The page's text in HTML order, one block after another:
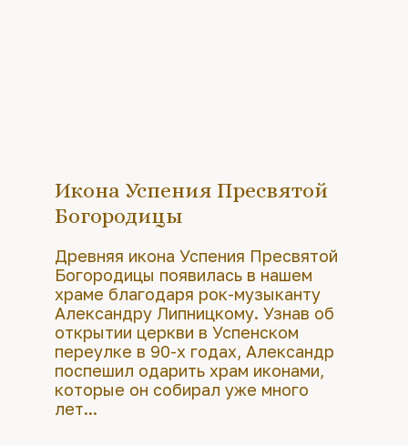
Икона Успения Пресвятой
Богородицы
Древняя икона Успения Пресвятой
Богородицы появилась в нашем
храме благодаря рок-музыканту
Александру Липницкому. Узнав об
открытии церкви в Успенском
переулке в 90-х годах, Александр
поспешил одарить храм иконами,
которые он собирал уже много
лет...